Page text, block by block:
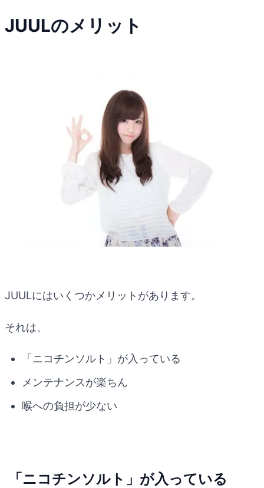
JUULのメリット
JUULにはいくつかメリットがあります。
それは、
「ニコチンソルト」が入っている
メンテナンスが楽ちん
喉への負担が少ない
「ニコチンソルト」が入っている